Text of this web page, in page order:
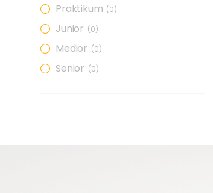
Praktikum 0
Junior 0
Medior 0
Senior 0